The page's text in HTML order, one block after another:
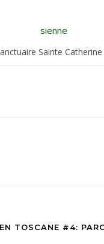
Sainte Catherine
TOSCANE #4: